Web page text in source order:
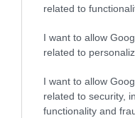
related to
I want to allow
related to
I want to allow
related to security,
functionality and